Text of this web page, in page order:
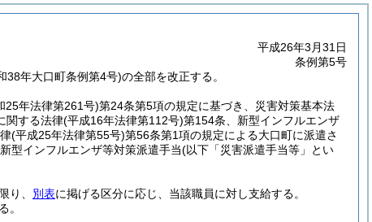
平成26年3月31日
条例第5号
年大口町条例第4号)の全部を改正する。
25年法律第261号)第24条第5項の規定に基づき、災害対策基本法
関する法律(平成16年法律第112号)第154条、新型インフルエンザ
(平成25年法律第55号)第56条第1項の規定による大口町に派遣さ
型インフルエンザ等対策派遣手当(以下「災害派遣手当等」とい
り、 別表に掲げる区分に応じ、当該職員に対し支給する。
。